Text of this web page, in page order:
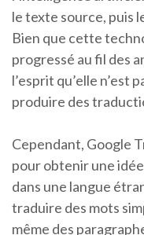
le texte source, puis
Bien que cette
progressé au fil des
l’esprit qu’elle n’est
produire des
Cependant, Google
pour obtenir une
dans une langue
traduire des mots
même des